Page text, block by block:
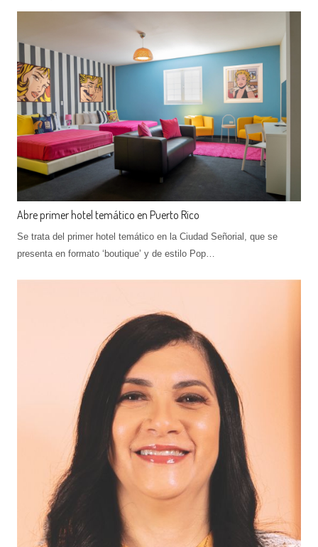
Abre primer hotel temático en Puerto Rico
Se trata del primer hotel temático en la Ciudad Señorial, que se
presenta en formato ‘boutique’ y de estilo Pop…